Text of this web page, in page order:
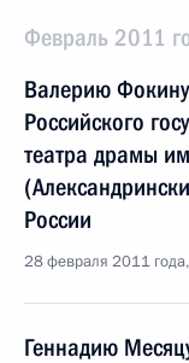
Февраль 2011
Валерию
Российского
театра драмы
России
28 февраля 2011
Геннадию